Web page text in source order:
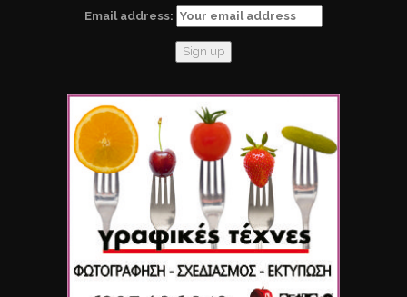
Email address: